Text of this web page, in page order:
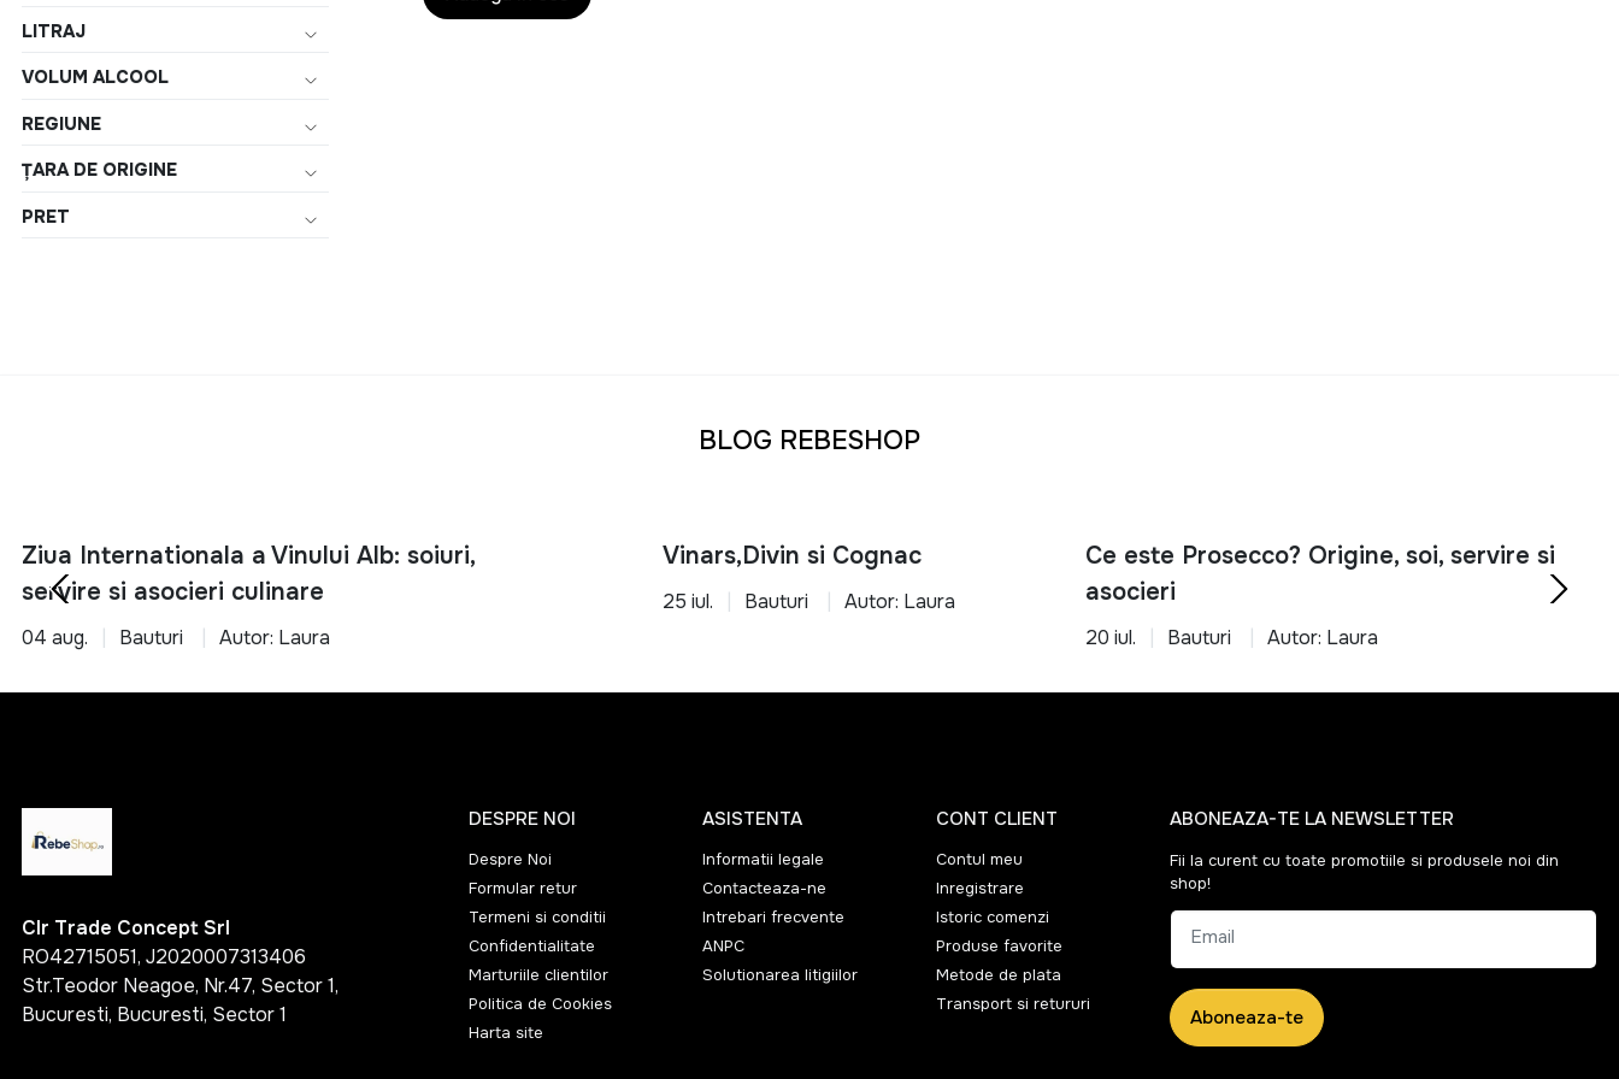
LITRAJ
VOLUM ALCOOL
REGIUNE
ȚARA DE ORIGINE
PRET
BLOG REBESHOP
Ziua Internationala a Vinului Alb: soiuri,
servire si asocieri culinare
04 aug. Bauturi Autor: Laura
Vinars,Divin si Cognac
25 iul. Bauturi Autor: Laura
Ce este Prosecco? Origine, soi, servire si
asocieri
20 iul. Bauturi Autor: Laura
Clr Trade Concept Srl
RO42715051, J2020007313406
Str.Teodor Neagoe, Nr.47, Sector 1,
Bucuresti, Bucuresti, Sector 1
DESPRE NOI
Despre Noi
Formular retur
Termeni si conditii
Confidentialitate
Marturiile clientilor
Politica de Cookies
Harta site
ASISTENTA
Informatii legale
Contacteaza-ne
Intrebari frecvente
ANPC
Solutionarea litigiilor
CONT CLIENT
Contul meu
Inregistrare
Istoric comenzi
Produse favorite
Metode de plata
Transport si retururi
ABONEAZA-TE LA NEWSLETTER
Fii la curent cu toate promotiile si produsele noi din
shop!
Email
Aboneaza-te